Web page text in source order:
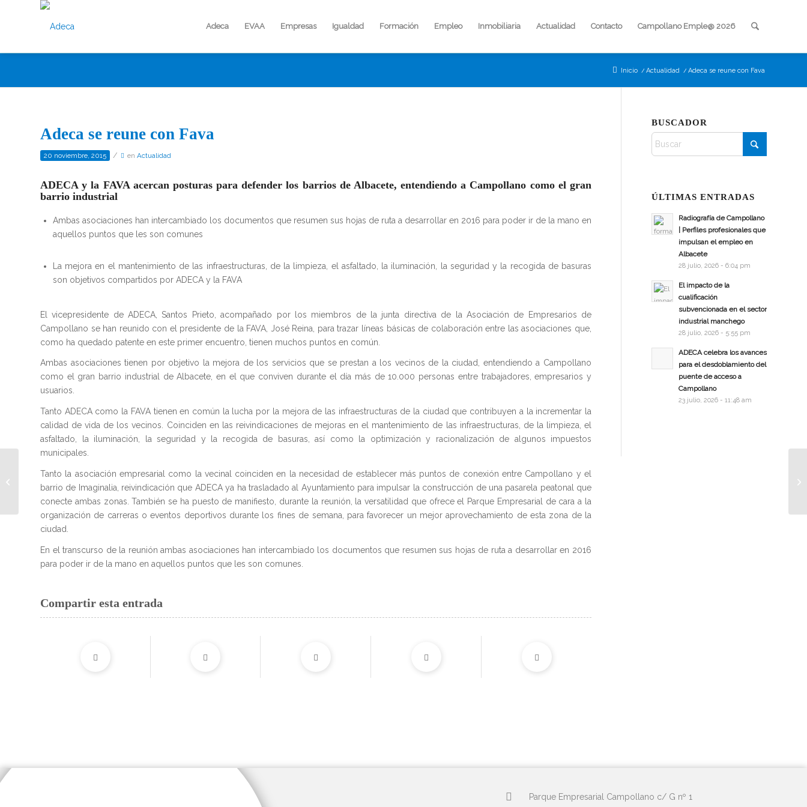
Adeca EVAA Empresas Igualdad Formación Empleo Inmobiliaria Actualidad Contacto Campollano Emple@ 2026
Inicio / Actualidad / Adeca se reune con Fava
Adeca se reune con Fava
20 noviembre, 2015 / en Actualidad
ADECA y la FAVA acercan posturas para defender los barrios de Albacete, entendiendo a Campollano como el gran
barrio industrial
Ambas asociaciones han intercambiado los documentos que resumen sus hojas de ruta a desarrollar en 2016 para poder ir de la mano en
aquellos puntos que les son comunes
La mejora en el mantenimiento de las infraestructuras, de la limpieza, el asfaltado, la iluminación, la seguridad y la recogida de basuras
son objetivos compartidos por ADECA y la FAVA
El vicepresidente de ADECA, Santos Prieto, acompañado por los miembros de la junta directiva de la Asociación de Empresarios de
Campollano se han reunido con el presidente de la FAVA, José Reina, para trazar líneas básicas de colaboración entre las asociaciones que,
como ha quedado patente en este primer encuentro, tienen muchos puntos en común.
Ambas asociaciones tienen por objetivo la mejora de los servicios que se prestan a los vecinos de la ciudad, entendiendo a Campollano
como el gran barrio industrial de Albacete, en el que conviven durante el día más de 10.000 personas entre trabajadores, empresarios y
usuarios.
Tanto ADECA como la FAVA tienen en común la lucha por la mejora de las infraestructuras de la ciudad que contribuyen a la incrementar la
calidad de vida de los vecinos. Coinciden en las reivindicaciones de mejoras en el mantenimiento de las infraestructuras, de la limpieza, el
asfaltado, la iluminación, la seguridad y la recogida de basuras, así como la optimización y racionalización de algunos impuestos
municipales.
Tanto la asociación empresarial como la vecinal coinciden en la necesidad de establecer más puntos de conexión entre Campollano y el
barrio de Imaginalia, reivindicación que ADECA ya ha trasladado al Ayuntamiento para impulsar la construcción de una pasarela peatonal que
conecte ambas zonas. También se ha puesto de manifiesto, durante la reunión, la versatilidad que ofrece el Parque Empresarial de cara a la
organización de carreras o eventos deportivos durante los fines de semana, para favorecer un mejor aprovechamiento de esta zona de la
ciudad.
En el transcurso de la reunión ambas asociaciones han intercambiado los documentos que resumen sus hojas de ruta a desarrollar en 2016
para poder ir de la mano en aquellos puntos que les son comunes.
Compartir esta entrada
BUSCADOR
ÚLTIMAS ENTRADAS
Radiografía de Campollano
| Perfiles profesionales que
impulsan el empleo en
Albacete
28 julio, 2026 - 6:04 pm
El impacto de la
cualificación
subvencionada en el sector
industrial manchego
28 julio, 2026 - 5:55 pm
ADECA celebra los avances
para el desdoblamiento del
puente de acceso a
Campollano
23 julio, 2026 - 11:48 am
Parque Empresarial Campollano c/ G nº 1
Reunion ADECA y el
Ayuntamiento